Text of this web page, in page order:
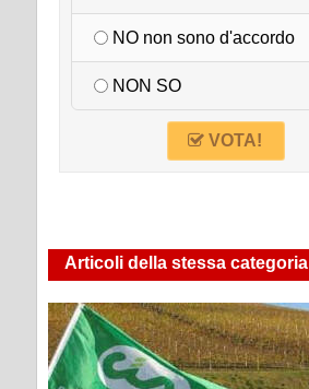
NO non sono d'accordo
NON SO
VOTA!
Articoli della stessa categoria